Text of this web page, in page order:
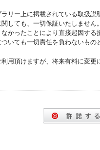
リー上に掲載されている取扱
しても、一切保証いたしませ
かったことにより直接起因す
いても一切責任を負わないもの
用頂けますが、将来有料に変